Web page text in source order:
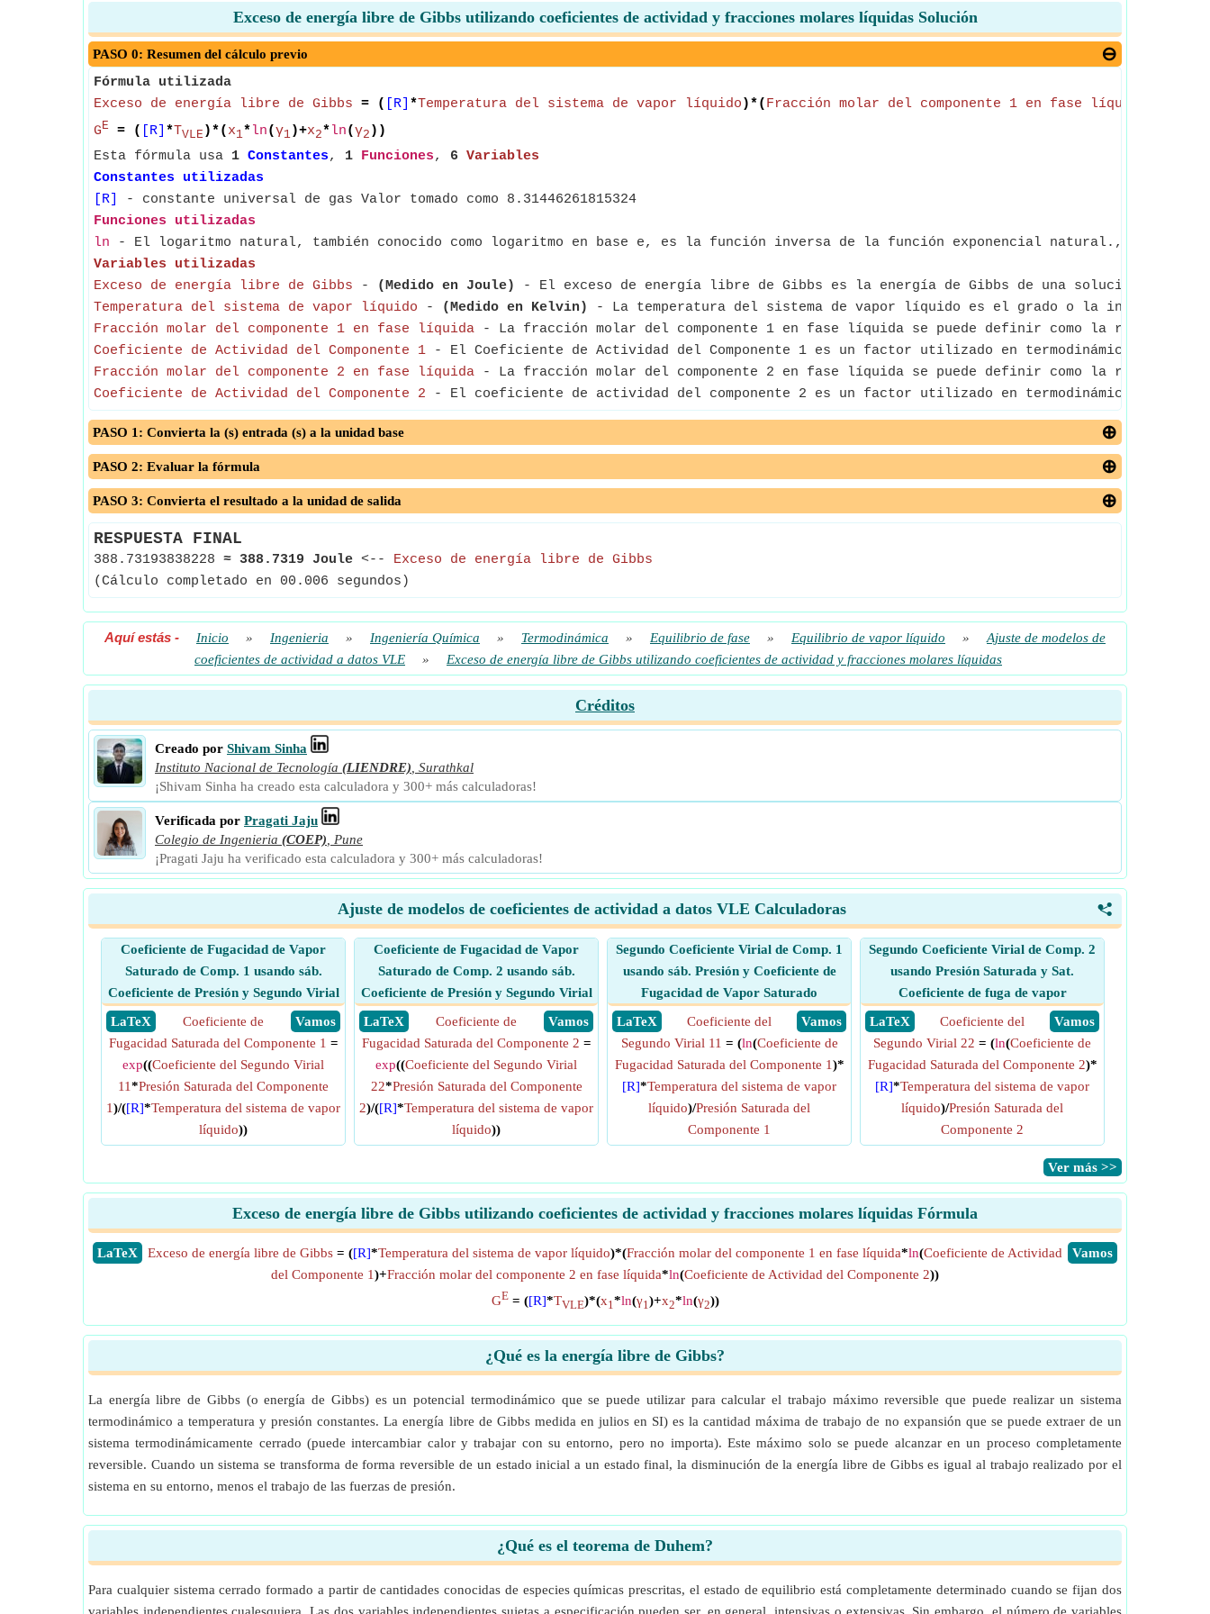
Exceso de energía libre de Gibbs utilizando coeficientes de actividad y fracciones molares líquidas Solución
PASO 0: Resumen del cálculo previo
Fórmula utilizada
Exceso de energía libre de Gibbs = ( [R] *Temperatura del sistema de vapor líquido )*( Fracción molar del componente 1 en fase líquida
GE = ( [R] *TVLE )*( x1*ln(γ1 )+x2*ln(γ2 ))
Esta fórmula usa 1 Constantes, 1 Funciones, 6 Variables
Constantes utilizadas
[R]
- constante universal de gas Valor tomado como 8.31446261815324
Funciones utilizadas
ln - El logaritmo natural, también conocido como logaritmo en base e, es la función inversa de la función exponencial natural.,
Variables utilizadas
Exceso de energía libre de Gibbs - (Medido en Joule)
- El exceso de energía libre de Gibbs es la energía de Gibbs de una solución en
Temperatura del sistema de vapor líquido - (Medido en Kelvin)
- La temperatura del sistema de vapor líquido es el grado o la intensidad
Fracción molar del componente 1 en fase líquida - La fracción molar del componente 1 en fase líquida se puede definir como la relación
Coeficiente de Actividad del Componente 1 - El Coeficiente de Actividad del Componente 1 es un factor utilizado en termodinámica para
Fracción molar del componente 2 en fase líquida - La fracción molar del componente 2 en fase líquida se puede definir como la relación
Coeficiente de Actividad del Componente 2 - El coeficiente de actividad del componente 2 es un factor utilizado en termodinámica para dar
PASO 1: Convierta la (s) entrada (s) a la unidad base
PASO 2: Evaluar la fórmula
PASO 3: Convierta el resultado a la unidad de salida
RESPUESTA FINAL
388.73193838228 ≈ 388.7319 Joule <-- Exceso de energía libre de Gibbs
(Cálculo completado en 00.006 segundos)
Aquí estás - Inicio » Ingenieria » Ingeniería Química » Termodinámica » Equilibrio de fase » Equilibrio de vapor líquido »
Ajuste de modelos de
coeficientes de actividad a datos VLE
» Exceso de energía libre de Gibbs utilizando coeficientes de actividad y fracciones molares líquidas
Créditos
Creado por Shivam Sinha
Instituto Nacional de Tecnología (LIENDRE) Surathkal
¡Shivam Sinha ha creado esta calculadora y 300+ más calculadoras!
Verificada por Pragati Jaju
Colegio de Ingenieria (COEP)
Pune
¡Pragati Jaju ha verificado esta calculadora y 300+ más calculadoras!
<
Ajuste de modelos de coeficientes de actividad a datos VLE Calculadoras
Coeficiente de Fugacidad de Vapor
Saturado de Comp. 1 usando sáb.
Coeficiente de Presión y Segundo Virial
​ LaTeX
​ Vamos
Coeficiente de
Fugacidad Saturada del Componente 1 =
exp((Coeficiente del Segundo Virial
11*Presión Saturada del Componente
1)/([R]*Temperatura del sistema de vapor
líquido))
Coeficiente de Fugacidad de Vapor
Saturado de Comp. 2 usando sáb.
Coeficiente de Presión y Segundo Virial
​ LaTeX
​ Vamos
Coeficiente de
Fugacidad Saturada del Componente 2 =
exp((Coeficiente del Segundo Virial
22*Presión Saturada del Componente
2)/([R]*Temperatura del sistema de vapor
líquido))
Segundo Coeficiente Virial de Comp. 1
usando sáb. Presión y Coeficiente de
Fugacidad de Vapor Saturado
​ LaTeX
​ Vamos
Coeficiente del
Segundo Virial 11 = (ln(Coeficiente de
Fugacidad Saturada del Componente 1)*
[R]*Temperatura del sistema de vapor
líquido)/Presión Saturada del
Componente 1
Segundo Coeficiente Virial de Comp. 2
usando Presión Saturada y Sat.
Coeficiente de fuga de vapor
​ LaTeX
​ Vamos
Coeficiente del
Segundo Virial 22 = (ln(Coeficiente de
Fugacidad Saturada del Componente 2)*
[R]*Temperatura del sistema de vapor
líquido)/Presión Saturada del
Componente 2
​Ver más >>
Exceso de energía libre de Gibbs utilizando coeficientes de actividad y fracciones molares líquidas Fórmula
​LaTeX ​Vamos
Exceso de energía libre de Gibbs = ([R]*Temperatura del sistema de vapor líquido)*(Fracción molar del componente 1 en fase líquida*ln(Coeficiente de Actividad
del Componente 1)+Fracción molar del componente 2 en fase líquida*ln(Coeficiente de Actividad del Componente 2))
GE= ([R]*TVLE)*(x1*ln(γ1)+x2*ln(γ2))
¿Qué es la energía libre de Gibbs?
La energía libre de Gibbs (o energía de Gibbs) es un potencial termodinámico que se puede utilizar para calcular el trabajo máximo reversible que puede realizar un sistema
termodinámico a temperatura y presión constantes. La energía libre de Gibbs medida en julios en SI) es la cantidad máxima de trabajo de no expansión que se puede extraer de un
sistema termodinámicamente cerrado (puede intercambiar calor y trabajar con su entorno, pero no importa). Este máximo solo se puede alcanzar en un proceso completamente
reversible. Cuando un sistema se transforma de forma reversible de un estado inicial a un estado final, la disminución de la energía libre de Gibbs es igual al trabajo realizado por el
sistema en su entorno, menos el trabajo de las fuerzas de presión.
¿Qué es el teorema de Duhem?
Para cualquier sistema cerrado formado a partir de cantidades conocidas de especies químicas prescritas, el estado de equilibrio está completamente determinado cuando se fijan dos